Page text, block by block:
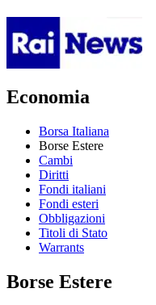
Economia
Borsa Italiana
Borse Estere
Cambi
Diritti
Fondi italiani
Fondi esteri
Obbligazioni
Titoli di Stato
Warrants
Borse Estere